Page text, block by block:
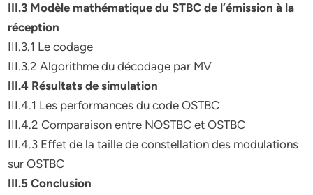
III.3 Modèle mathématique du STBC de l’émission à la
réception
III.3.1 Le codage
III.3.2 Algorithme du décodage par MV
III.4 Résultats de simulation
III.4.1 Les performances du code OSTBC
III.4.2 Comparaison entre NOSTBC et OSTBC
III.4.3 Effet de la taille de constellation des modulations
sur OSTBC
III.5 Conclusion